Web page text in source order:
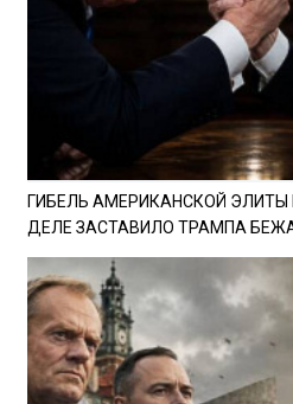
ГИБЕЛЬ АМЕРИКАНСКОЙ ЭЛИТЫ
ДЕЛЕ ЗАСТАВИЛО ТРАМПА